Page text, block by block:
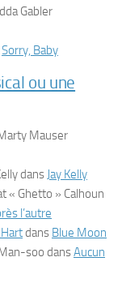
Gabler
Sorry, Baby
ou une
Mauser
dans Jay Kelly
« Ghetto » Calhoun
l’autre
dans Blue Moon
soo dansAucun